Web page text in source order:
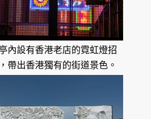
內設有香港老店的霓虹燈招
帶出香港獨有的街道景色。